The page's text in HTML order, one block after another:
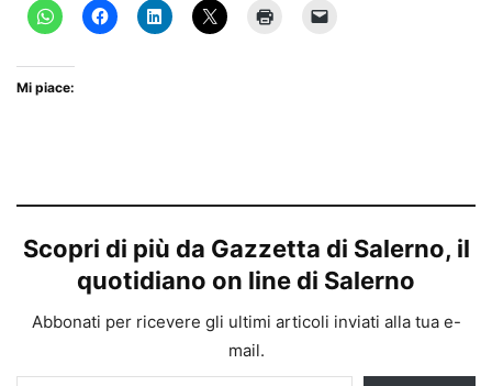
Mi piace:
Scopri di più da Gazzetta di Salerno, il
quotidiano on line di Salerno
Abbonati per ricevere gli ultimi articoli inviati alla tua e-
mail.
Digita la tua e-mail...